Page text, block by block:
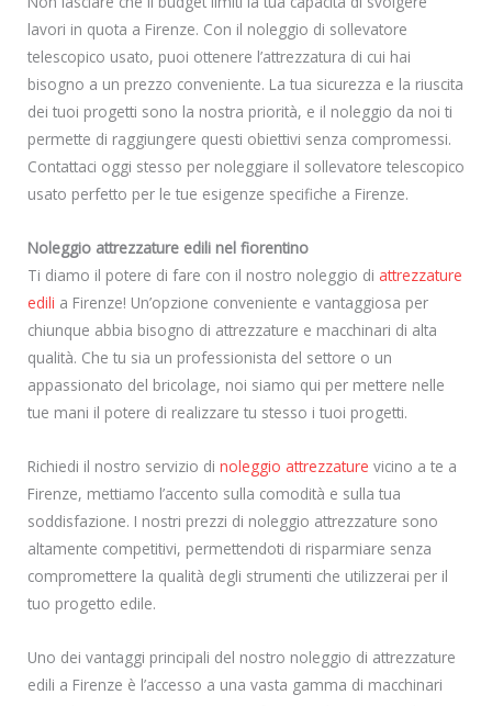
lavori in quota a Firenze. Con il noleggio di sollevatore
telescopico usato, puoi ottenere l’attrezzatura di cui hai
bisogno a un prezzo conveniente. La tua sicurezza e la riuscita
dei tuoi progetti sono la nostra priorità, e il noleggio da noi ti
permette di raggiungere questi obiettivi senza compromessi.
Contattaci oggi stesso per noleggiare il sollevatore telescopico
usato perfetto per le tue esigenze specifiche a Firenze.
Noleggio attrezzature edili nel fiorentino
Ti diamo il potere di fare con il nostro noleggio di attrezzature
edili a Firenze! Un’opzione conveniente e vantaggiosa per
chiunque abbia bisogno di attrezzature e macchinari di alta
qualità. Che tu sia un professionista del settore o un
appassionato del bricolage, noi siamo qui per mettere nelle
tue mani il potere di realizzare tu stesso i tuoi progetti.
Richiedi il nostro servizio di noleggio attrezzature vicino a te a
Firenze, mettiamo l’accento sulla comodità e sulla tua
soddisfazione. I nostri prezzi di noleggio attrezzature sono
altamente competitivi, permettendoti di risparmiare senza
compromettere la qualità degli strumenti che utilizzerai per il
tuo progetto edile.
Uno dei vantaggi principali del nostro noleggio di attrezzature
edili a Firenze è l’accesso a una vasta gamma di macchinari